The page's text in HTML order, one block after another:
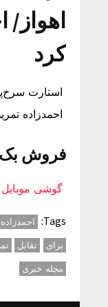
اهواز/
کرد
استارت
احمدزاده
فروش بک
گوشی موبایل
Tags: احمدزاده:
برای
تقابل
مجله خبری